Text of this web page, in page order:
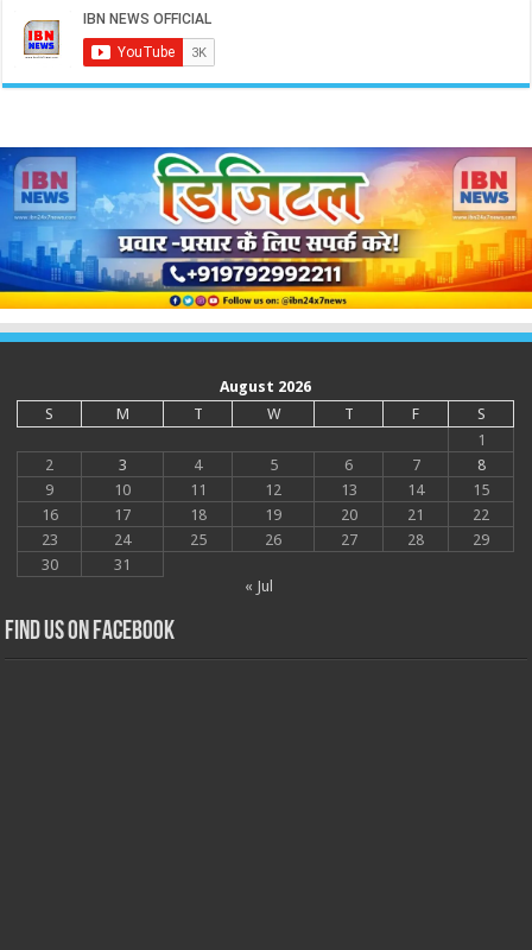
August 2026
S
M T W T F
S
1
2
3 4 5 6 7
8
9
10 11 12 13 14
15
16
17 18 19 20 21
22
23
24 25 26 27 28
29
30
31
« Jul
Find us on Facebook